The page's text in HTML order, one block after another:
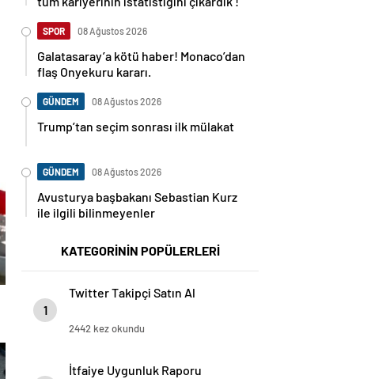
SPOR 08 Ağustos 2026
Galatasaray’a kötü haber! Monaco’dan
flaş Onyekuru kararı.
GÜNDEM 08 Ağustos 2026
Trump’tan seçim sonrası ilk mülakat
GÜNDEM 08 Ağustos 2026
Avusturya başbakanı Sebastian Kurz
ile ilgili bilinmeyenler
KATEGORİNİN POPÜLERLERİ
1
Twitter Takipçi Satın Al
2442 kez okundu
İtfaiye Uygunluk Raporu